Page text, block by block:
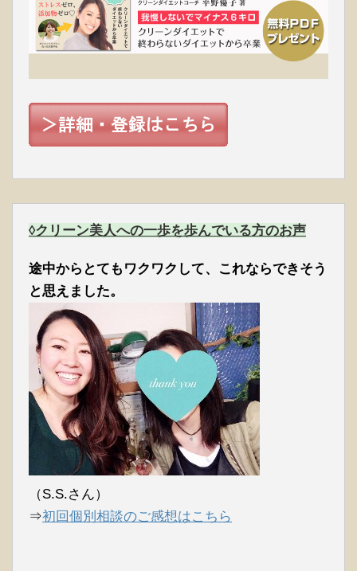
◊クリーン美人への一歩を歩んでいる方のお声
途中からとてもワクワクして、これならできそう
と思えました。
（S.S.さん）
⇒初回個別相談のご感想はこちら